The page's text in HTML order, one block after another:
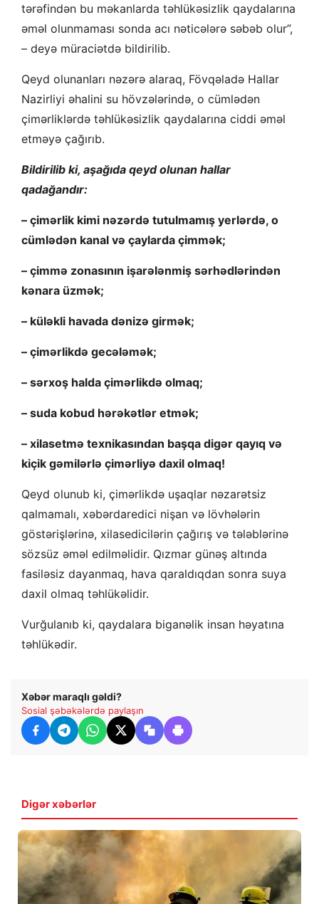
tərəfindən bu məkanlarda təhlükəsizlik qaydalarına
əməl olunmaması sonda acı nəticələrə səbəb olur”,
– deyə müraciətdə bildirilib.
Qeyd olunanları nəzərə alaraq, Fövqəladə Hallar
Nazirliyi əhalini su hövzələrində, o cümlədən
çimərliklərdə təhlükəsizlik qaydalarına ciddi əməl
etməyə çağırıb.
Bildirilib ki, aşağıda qeyd olunan hallar
qadağandır:
– çimərlik kimi nəzərdə tutulmamış yerlərdə, o
cümlədən kanal və çaylarda çimmək;
– çimmə zonasının işarələnmiş sərhədlərindən
kənara üzmək;
– küləkli havada dənizə girmək;
– çimərlikdə gecələmək;
– sərxoş halda çimərlikdə olmaq;
– suda kobud hərəkətlər etmək;
– xilasetmə texnikasından başqa digər qayıq və
kiçik gəmilərlə çimərliyə daxil olmaq!
Qeyd olunub ki, çimərlikdə uşaqlar nəzarətsiz
qalmamalı, xəbərdaredici nişan və lövhələrin
göstərişlərinə, xilasedicilərin çağırış və tələblərinə
sözsüz əməl edilməlidir. Qızmar günəş altında
fasiləsiz dayanmaq, hava qaraldıqdan sonra suya
daxil olmaq təhlükəlidir.
Vurğulanıb ki, qaydalara biganəlik insan həyatına
təhlükədir.
Xəbər maraqlı gəldi?
Sosial şəbəkələrdə paylaşın
Digər xəbərlər